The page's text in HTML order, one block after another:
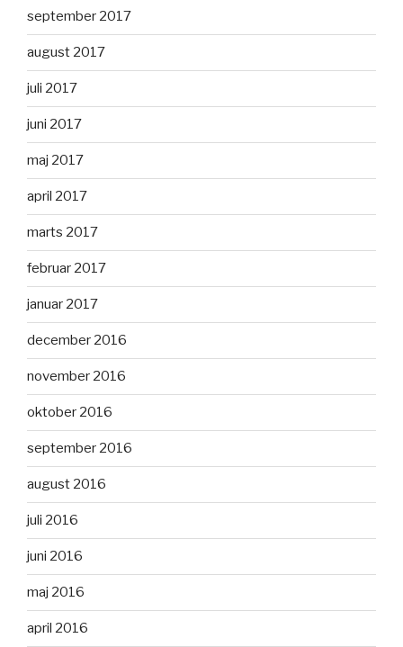
september 2017
august 2017
juli 2017
juni 2017
maj 2017
april 2017
marts 2017
februar 2017
januar 2017
december 2016
november 2016
oktober 2016
september 2016
august 2016
juli 2016
juni 2016
maj 2016
april 2016